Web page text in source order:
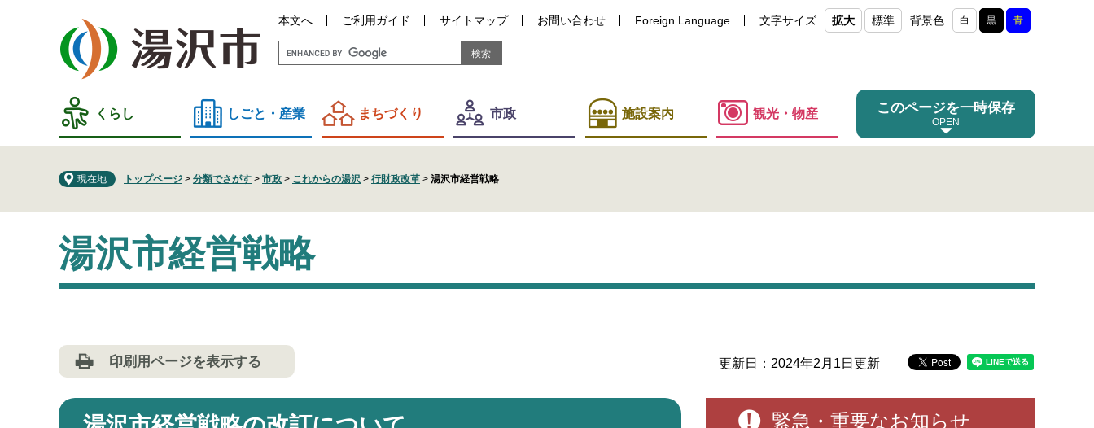
す
し
本文へ ご利用ガイド サイトマップ お問い合わせ Foreign Language 文字サイズ 拡大 標準 背景色 白 黒 青
くらし しごと・産業 まちづくり 市政 施設案内 観光・物産 このページを一時保存
現在地 トップページ > 分類でさがす > 市政 > これからの湯沢 > 行財政改革 > 湯沢市経営戦略
文
湯沢市経営戦略
印刷用ページを表示する 更新日：2024年2月1日更新
緊急・重要なお知らせ